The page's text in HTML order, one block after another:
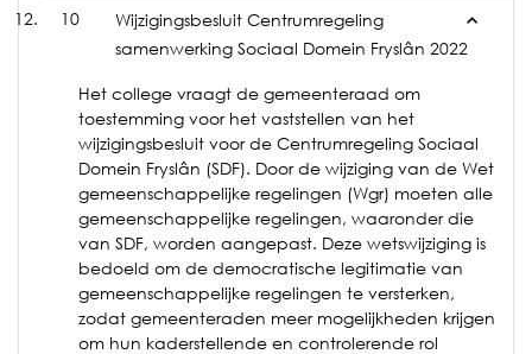
10
Wijzigingsbesluit Centrumregeling
samenwerking Sociaal Domein Fryslân 2022
Het college vraagt de gemeenteraad om
toestemming voor het vaststellen van het
wijzigingsbesluit voor de Centrumregeling Sociaal
Domein Fryslân (SDF). Door de wijziging van de Wet
gemeenschappelijke regelingen (Wgr) moeten alle
gemeenschappelijke regelingen, waaronder die
van SDF, worden aangepast. Deze wetswijziging is
bedoeld om de democratische legitimatie van
gemeenschappelijke regelingen te versterken,
zodat gemeenteraden meer mogelijkheden krijgen
om hun kaderstellende en controlerende rol